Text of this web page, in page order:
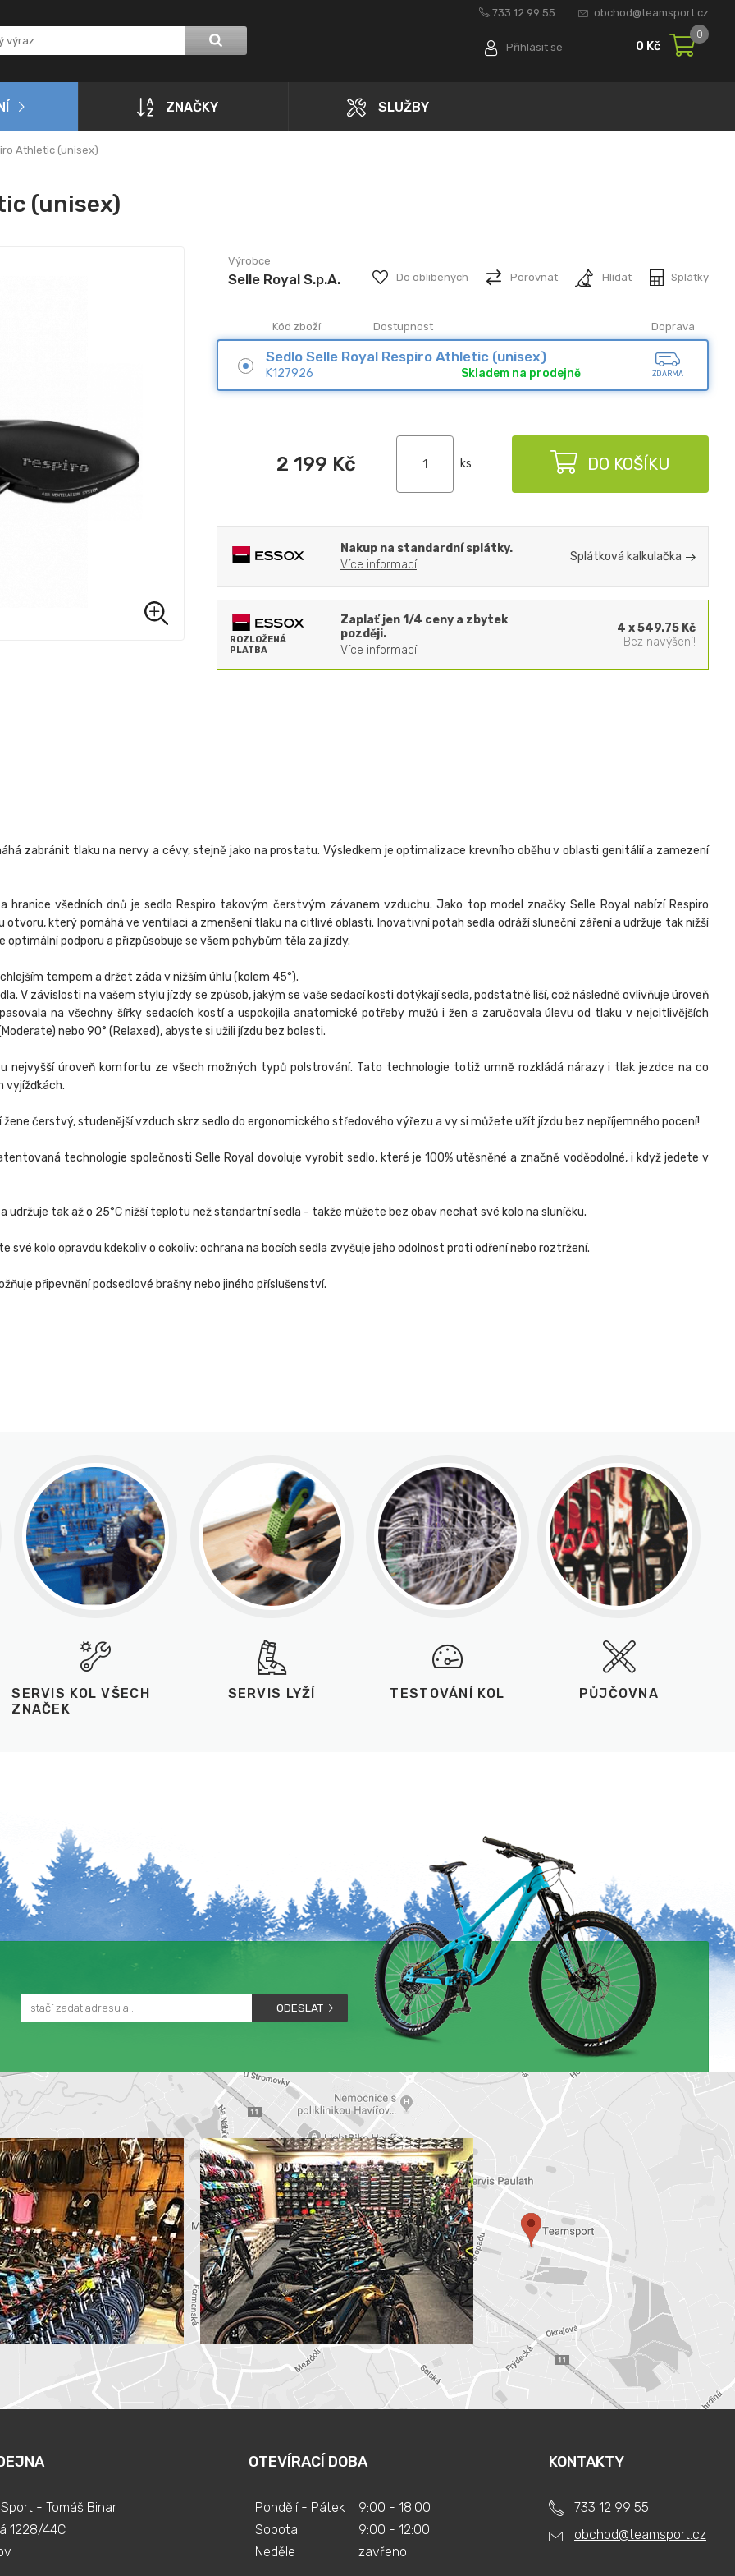
733 12 99 55 obchod@teamsport.cz
Přihlásit se 0 Kč
0
ZNAČKY SLUŽBY
Athletic (unisex)
(unisex)
Výrobce
Selle Royal S.p.A. Do oblibených Porovnat Hlídat Splátky
Kód zboží Dostupnost Doprava
Sedlo Selle Royal Respiro Athletic (unisex)
K127926 Skladem na prodejně ZDARMA
2 199 Kč ks DO KOŠÍKU
Nakup na standardní splátky.
Více informací
Splátková kalkulačka
ROZLOŽENÁ
PLATBA
Zaplať jen 1/4 ceny a zbytek
později.
Více informací
4 x 549.75 Kč
Bez navýšení!
zabránit tlaku na nervy a cévy, stejně jako na prostatu. Výsledkem je optimalizace krevního oběhu v oblasti genitálií a zamezení
všedních dnů je sedlo Respiro takovým čerstvým závanem vzduchu. Jako top model značky Selle Royal nabízí Respiro
který pomáhá ve ventilaci a zmenšení tlaku na citlivé oblasti. Inovativní potah sedla odráží sluneční záření a udržuje tak nižší
podporu a přizpůsobuje se všem pohybům těla za jízdy.
tempem a držet záda v nižším úhlu (kolem 45°).
V závislosti na vašem stylu jízdy se způsob, jakým se vaše sedací kosti dotýkají sedla, podstatně liší, což následně ovlivňuje úroveň
na všechny šířky sedacích kostí a uspokojila anatomické potřeby mužů i žen a zaručovala úlevu od tlaku v nejcitlivějších
nebo 90° (Relaxed), abyste si užili jízdu bez bolesti.
nejvyšší úroveň komfortu ze všech možných typů polstrování. Tato technologie totiž umně rozkládá nárazy i tlak jezdce na co
vyjížďkách.
čerstvý, studenější vzduch skrz sedlo do ergonomického středového výřezu a vy si můžete užít jízdu bez nepříjemného pocení!
technologie společnosti Selle Royal dovoluje vyrobit sedlo, které je 100% utěsněné a značně voděodolné, i když jedete v
udržuje tak až o 25°C nižší teplotu než standartní sedla - takže můžete bez obav nechat své kolo na sluníčku.
své kolo opravdu kdekoliv o cokoliv: ochrana na bocích sedla zvyšuje jeho odolnost proti odření nebo roztržení.
připevnění podsedlové brašny nebo jiného příslušenství.
SERVIS KOL VŠECH
ZNAČEK
SERVIS LYŽÍ TESTOVÁNÍ KOL PŮJČOVNA
ODESLAT
- Tomáš Binar
1228/44C
OTEVÍRACÍ DOBA
Pondělí - Pátek
Sobota
Neděle
9:00 - 18:00
9:00 - 12:00
zavřeno
KONTAKTY
733 12 99 55
obchod@teamsport.cz